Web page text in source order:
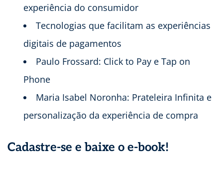
experiência do consumidor
Tecnologias que facilitam as experiências
digitais de pagamentos
Paulo Frossard: Click to Pay e Tap on
Phone
Maria Isabel Noronha: Prateleira Infinita e
personalização da experiência de compra
Cadastre-se e baixe o e-book!